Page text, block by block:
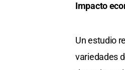
Impacto
Un estudio
variedades